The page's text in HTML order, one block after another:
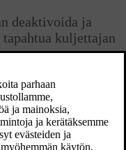
deaktivoida ja
tapahtua kuljettajan
kuljettajan näytössä
ei tällöin säädä nopeutta.
takia